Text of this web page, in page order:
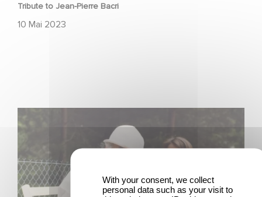
Tribute to Jean-Pierre Bacri
10 Mai 2023
Au revoir Michel Piccoli !
With your consent, we collect
personal data such as your visit to